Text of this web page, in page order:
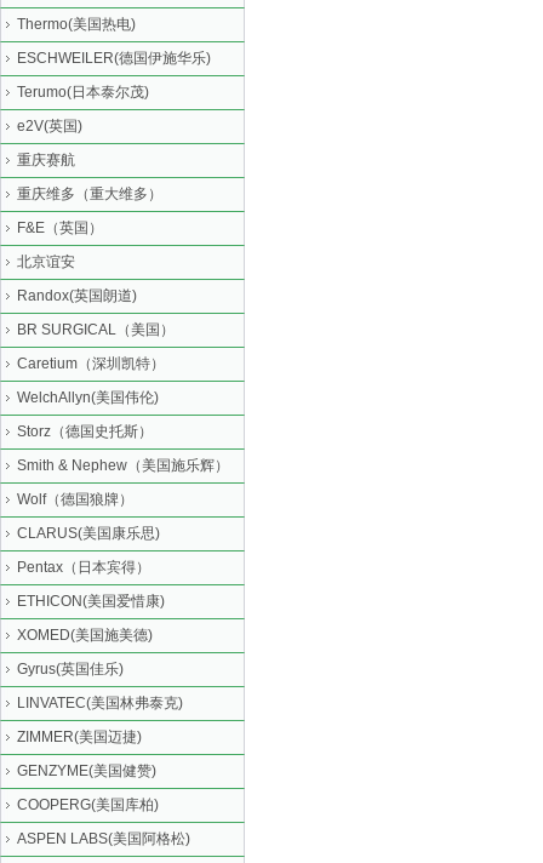
Thermo(美国热电)
ESCHWEILER(德国伊施华乐)
Terumo(日本泰尔茂)
e2V(英国)
重庆赛航
重庆维多（重大维多）
F&E（英国）
北京谊安
Randox(英国朗道)
BR SURGICAL（美国）
Caretium（深圳凯特）
WelchAllyn(美国伟伦)
Storz（德国史托斯）
Smith & Nephew（美国施乐辉）
Wolf（德国狼牌）
CLARUS(美国康乐思)
Pentax（日本宾得）
ETHICON(美国爱惜康)
XOMED(美国施美德)
Gyrus(英国佳乐)
LINVATEC(美国林弗泰克)
ZIMMER(美国迈捷)
GENZYME(美国健赞)
COOPERG(美国库柏)
ASPEN LABS(美国阿格松)